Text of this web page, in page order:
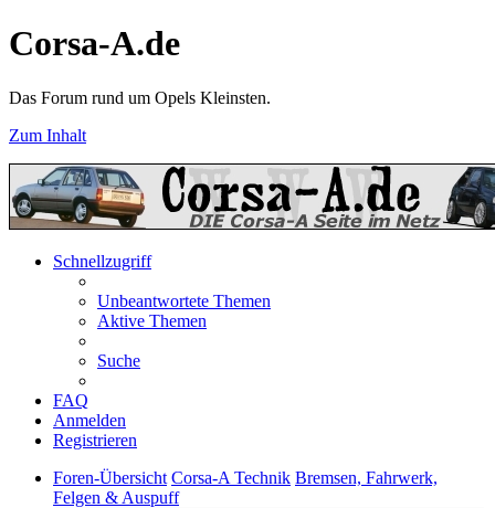
Corsa-A.de
Das Forum rund um Opels Kleinsten.
Zum Inhalt
Schnellzugriff
Unbeantwortete Themen
Aktive Themen
Suche
FAQ
Anmelden
Registrieren
Foren-Übersicht Corsa-A Technik Bremsen, Fahrwerk,
Felgen & Auspuff